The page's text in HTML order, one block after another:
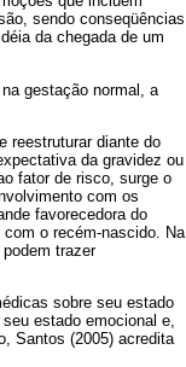
sendo conseqüências
da chegada de um
gestação normal, a
reestruturar diante do
da gravidez ou
fator de risco, surge o
com os
favorecedora do
o recém-nascido. Na
trazer
sobre seu estado
estado emocional e,
Santos (2005) acredita